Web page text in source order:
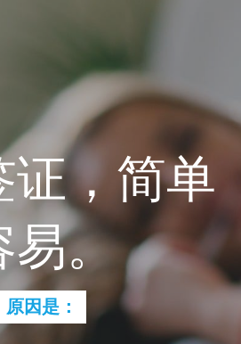
证，简单
易。
原因是：